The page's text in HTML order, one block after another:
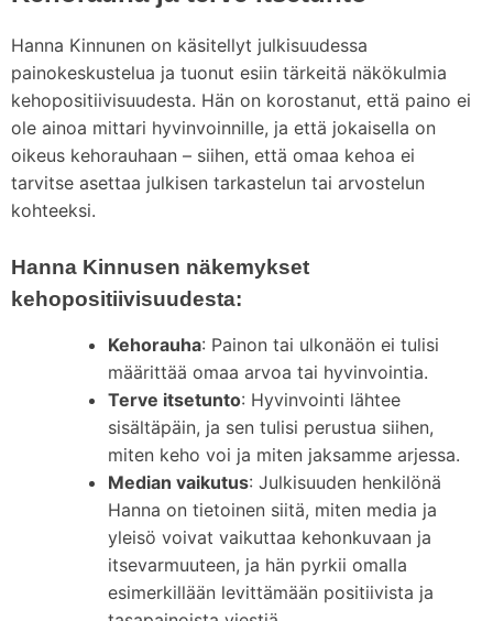
Hanna Kinnunen on käsitellyt julkisuudessa
painokeskustelua ja tuonut esiin tärkeitä näkökulmia
kehopositiivisuudesta. Hän on korostanut, että paino ei
ole ainoa mittari hyvinvoinnille, ja että jokaisella on
oikeus kehorauhaan – siihen, että omaa kehoa ei
tarvitse asettaa julkisen tarkastelun tai arvostelun
kohteeksi.
Hanna Kinnusen näkemykset
kehopositiivisuudesta:
Kehorauha: Painon tai ulkonäön ei tulisi
määrittää omaa arvoa tai hyvinvointia.
Terve itsetunto: Hyvinvointi lähtee
sisältäpäin, ja sen tulisi perustua siihen,
miten keho voi ja miten jaksamme arjessa.
Median vaikutus: Julkisuuden henkilönä
Hanna on tietoinen siitä, miten media ja
yleisö voivat vaikuttaa kehonkuvaan ja
itsevarmuuteen, ja hän pyrkii omalla
esimerkillään levittämään positiivista ja